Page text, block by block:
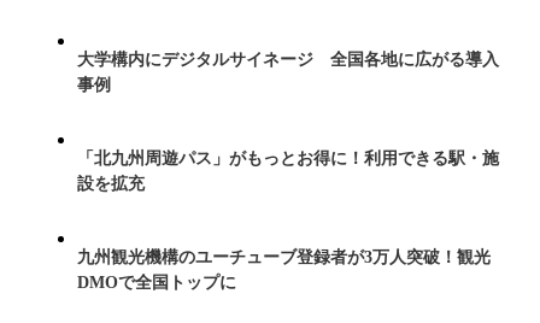
大学構内にデジタルサイネージ 全国各地に広がる導入
事例
「北九州周遊パス」がもっとお得に！利用できる駅・施
設を拡充
九州観光機構のユーチューブ登録者が3万人突破！観光
DMOで全国トップに